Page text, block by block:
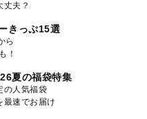
丈夫？
きっぷ15選
ら
！
夏の福袋特集
の人気福袋
最速でお届け